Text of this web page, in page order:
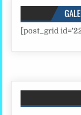
[post_grid